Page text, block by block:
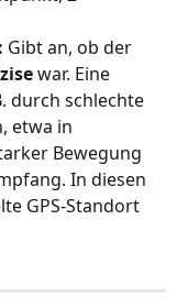
Gibt an, ob der
war. Eine
durch schlechte
etwa in
Bewegung
In diesen
GPS-Standort